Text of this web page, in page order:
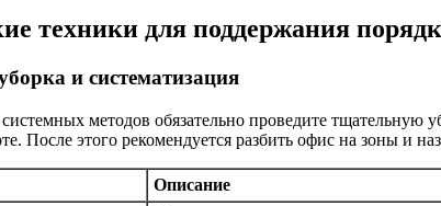
техники для поддержания
и систематизация
методов обязательно проведите тщательную
После этого рекомендуется разбить офис на зоны и
Описание